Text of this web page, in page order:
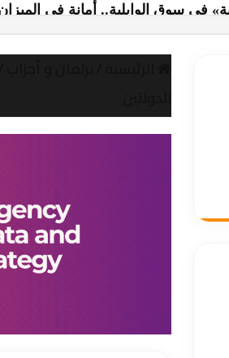
في سوق الوايلية.. أمانة في